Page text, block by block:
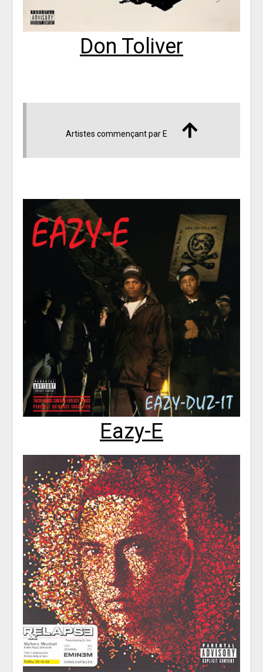
Don Toliver
Artistes commençant par E
Eazy-E